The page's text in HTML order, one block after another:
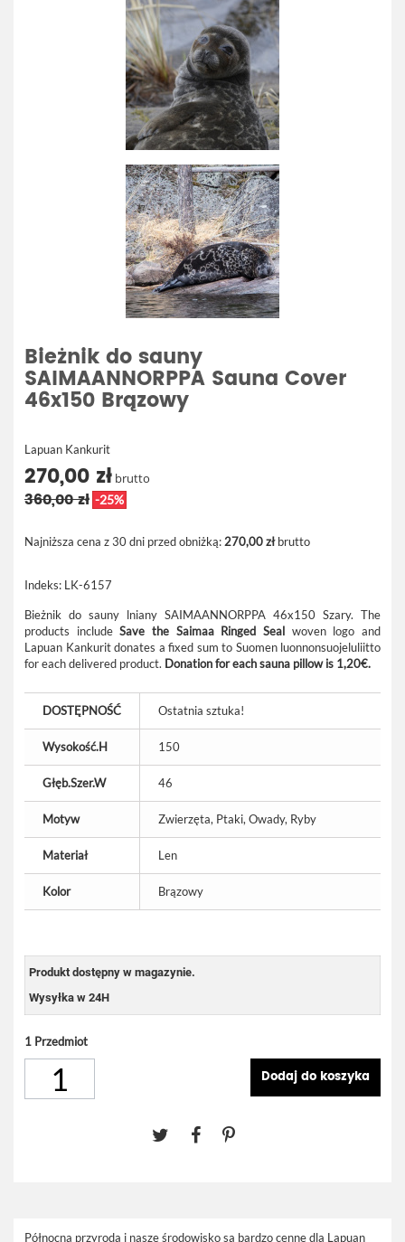
Bieżnik do sauny
SAIMAANNORPPA Sauna Cover
46x150 Brązowy
Lapuan Kankurit
270,00 zł brutto
360,00 zł -25%
Najniższa cena z 30 dni przed obniżką: 270,00 złbrutto
Indeks: LK-6157
Bieżnik do sauny lniany SAIMAANNORPPA 46x150 Szary. The
products includeSave the Saimaa Ringed Seal woven logo and
Lapuan Kankurit donates a fixed sum to Suomen luonnonsuojeluliitto
for each delivered product. Donation for each sauna pillow is 1,20€.
DOSTĘPNOŚĆ Ostatnia sztuka!
Wysokość.H 150
Głęb.Szer.W 46
Motyw Zwierzęta, Ptaki, Owady, Ryby
Materiał Len
Kolor Brązowy
Produkt dostępny w magazynie.
Wysyłka w 24H
1 Przedmiot
Dodaj do koszyka
Północna przyroda i nasze środowisko są bardzo cenne dla Lapuan